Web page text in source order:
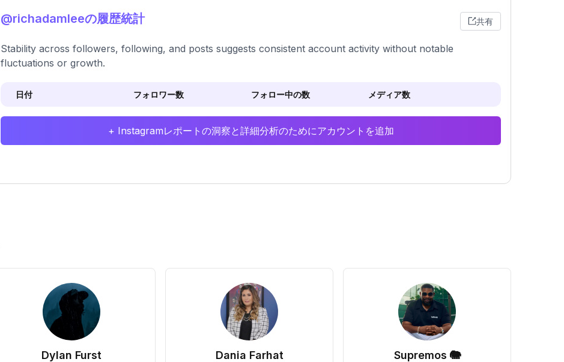
@richadamleeの履歴統計 共有
Stability across followers, following, and posts suggests consistent account activity without notable
fluctuations or growth.
日付 フォロワー数 フォロー中の数 メディア数
+ Instagramレポートの洞察と詳細分析のためにアカウントを追加
Dylan Furst Dania Farhat Supremos 🐘